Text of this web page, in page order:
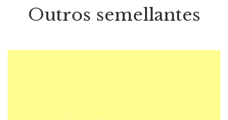
Outros semellantes